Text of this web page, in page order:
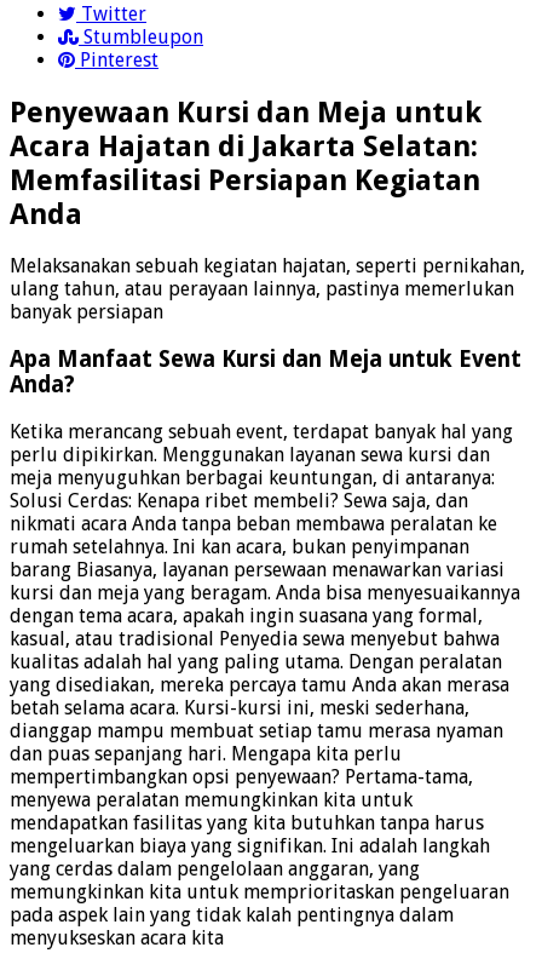
Twitter
Stumbleupon
Pinterest
Penyewaan Kursi dan Meja untuk
Acara Hajatan di Jakarta Selatan:
Memfasilitasi Persiapan Kegiatan
Anda
Melaksanakan sebuah kegiatan hajatan, seperti pernikahan,
ulang tahun, atau perayaan lainnya, pastinya memerlukan
banyak persiapan
Apa Manfaat Sewa Kursi dan Meja untuk Event
Anda?
Ketika merancang sebuah event, terdapat banyak hal yang
perlu dipikirkan. Menggunakan layanan sewa kursi dan
meja menyuguhkan berbagai keuntungan, di antaranya:
Solusi Cerdas: Kenapa ribet membeli? Sewa saja, dan
nikmati acara Anda tanpa beban membawa peralatan ke
rumah setelahnya. Ini kan acara, bukan penyimpanan
barang Biasanya, layanan persewaan menawarkan variasi
kursi dan meja yang beragam. Anda bisa menyesuaikannya
dengan tema acara, apakah ingin suasana yang formal,
kasual, atau tradisional Penyedia sewa menyebut bahwa
kualitas adalah hal yang paling utama. Dengan peralatan
yang disediakan, mereka percaya tamu Anda akan merasa
betah selama acara. Kursi-kursi ini, meski sederhana,
dianggap mampu membuat setiap tamu merasa nyaman
dan puas sepanjang hari. Mengapa kita perlu
mempertimbangkan opsi penyewaan? Pertama-tama,
menyewa peralatan memungkinkan kita untuk
mendapatkan fasilitas yang kita butuhkan tanpa harus
mengeluarkan biaya yang signifikan. Ini adalah langkah
yang cerdas dalam pengelolaan anggaran, yang
memungkinkan kita untuk memprioritaskan pengeluaran
pada aspek lain yang tidak kalah pentingnya dalam
menyukseskan acara kita